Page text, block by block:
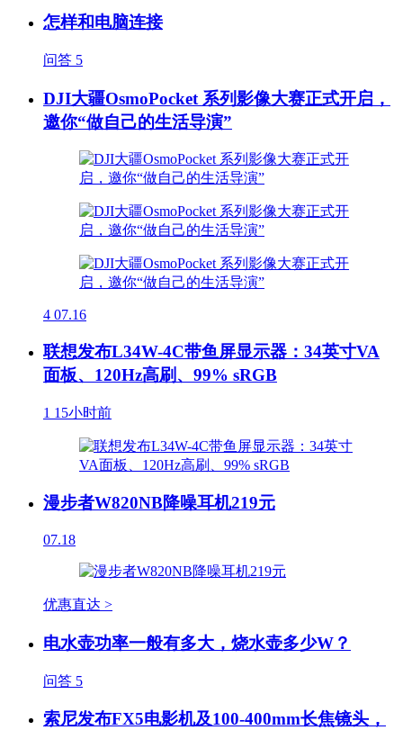
怎样和电脑连接
问答 5
DJI大疆OsmoPocket 系列影像大赛正式开启，
邀你“做自己的生活导演”
4 07.16
联想发布L34W-4C带鱼屏显示器：34英寸VA
面板、120Hz高刷、99% sRGB
1 15小时前
漫步者W820NB降噪耳机219元
07.18
优惠直达 >
电水壶功率一般有多大，烧水壶多少W？
问答 5
索尼发布FX5电影机及100-400mm长焦镜头，